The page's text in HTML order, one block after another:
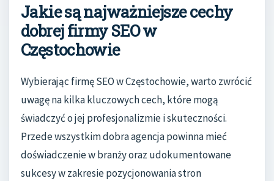
Jakie są najważniejsze cechy
dobrej firmy SEO w
Częstochowie
Wybierając firmę SEO w Częstochowie, warto zwrócić
uwagę na kilka kluczowych cech, które mogą
świadczyć o jej profesjonalizmie i skuteczności.
Przede wszystkim dobra agencja powinna mieć
doświadczenie w branży oraz udokumentowane
sukcesy w zakresie pozycjonowania stron